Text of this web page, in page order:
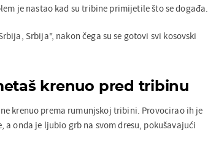
je nastao kad su tribine primijetile što se događa.
Srbija", nakon čega su se gotovi svi kosovski
krenuo pred tribinu
krenuo prema rumunjskoj tribini. Provocirao ih je
a onda je ljubio grb na svom dresu, pokušavajući